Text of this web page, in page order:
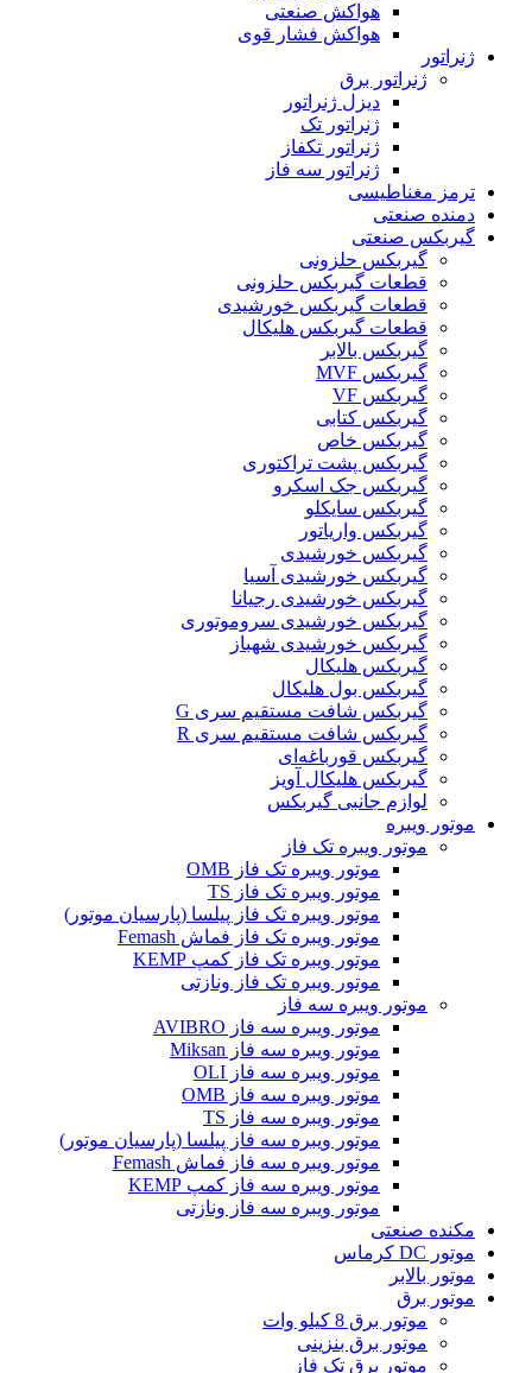
هواکش صنعتی
هواکش فشار قوی
ژنراتور
ژنراتور برق
دیزل ژنراتور
ژنراتور تک
ژنراتور تکفاز
ژنراتور سه فاز
ترمز مغناطیسی
دمنده صنعتی
گیربکس صنعتی
گیربکس حلزونی
قطعات گيربکس حلزونی
قطعات گيربکس خورشيدی
قطعات گیربکس هلیکال
گيربکس بالابر
گیربکس MVF
گیربکس VF
گیربکس کتابی
گیربکس خاص
گیربکس پشت تراکتوری
گیربکس جک اسکرو
گیربکس سایکلو
گیربکس واریاتور
گیربکس خورشیدی
گیربکس خورشیدی آسیا
گیربکس خورشیدی رجیانا
گیربکس خورشیدی سروموتوری
گیربکس خورشیدی شهباز
گیربکس هلیکال
گیربکس بول هلیکال
گیربکس شافت مستقیم سری G
گیربکس شافت مستقیم سری R
گیربکس قورباغه‌ای
گیربکس هلیکال آویز
لوازم جانبی گیربکس
موتور ویبره
موتور ویبره تک فاز
موتور ویبره تک فاز OMB
موتور ویبره تک فاز TS
موتور ویبره تک فاز پیلسا (پارسیان موتور)
موتور ویبره تک فاز فماش Femash
موتور ویبره تک فاز کمپ KEMP
موتور ویبره تک فاز ونازتی
موتور ویبره سه فاز
موتور ویبره سه فاز AVIBRO
موتور ویبره سه فاز Miksan
موتور ویبره سه فاز OLI
موتور ویبره سه فاز OMB
موتور ویبره سه فاز TS
موتور ویبره سه فاز پیلسا (پارسیان موتور)
موتور ویبره سه فاز فماش Femash
موتور ویبره سه فاز کمپ KEMP
موتور ویبره سه فاز ونازتی
مکنده صنعتی
موتور DC کرماس
موتور بالابر
موتور برق
موتور برق 8 کیلو وات
موتور برق بنزینی
موتور برق تک فاز